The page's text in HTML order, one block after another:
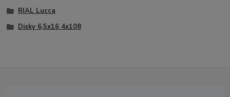
RIAL Lucca
Disky 6,5x16 4x108